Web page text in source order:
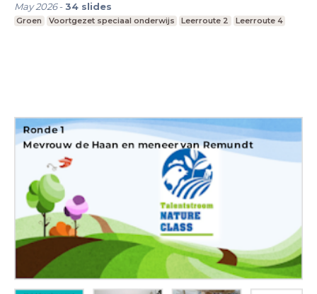
May 2026-34 slides
Groen Voortgezet speciaal onderwijs Leerroute 2 Leerroute 4